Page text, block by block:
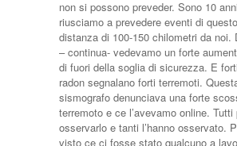
non si possono preveder. Sono 10
riusciamo a prevedere eventi di
distanza di 100-150 chilometri da noi.
– continua- vedevamo un forte
di fuori della soglia di sicurezza. E
radon segnalano forti terremoti.
sismografo denunciava una forte
terremoto e ce l’avevamo online. Tutti
osservarlo e tanti l’hanno osservato.
visto ce ci fosse stato qualcuno a